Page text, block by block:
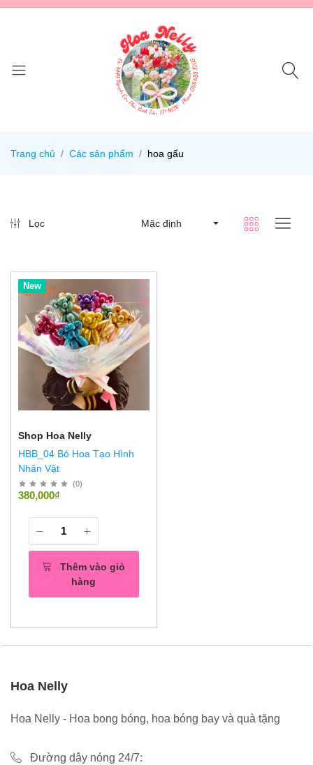
Trang chủ Các sản phẩm hoa gấu
Lọc Mặc định
New
Shop Hoa Nelly
HBB_04 Bó Hoa Tạo Hình
Nhân Vật
(0)
380,000₫
Thêm vào giỏ
hàng
Hoa Nelly
Hoa Nelly - Hoa bong bóng, hoa bóng bay và quà tặng
Đường dây nóng 24/7: